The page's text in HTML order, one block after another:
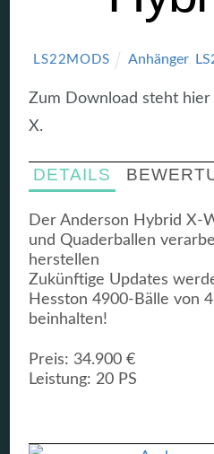
LS22MODS Anhänger,
Zum Download steht
X.
DETAILS
Der Anderson Hybrid X-
und Quaderballen
herstellen
Zukünftige Updates
Hesston 4900-Bälle von
beinhalten!
Preis: 34.900 €
Leistung: 20 PS